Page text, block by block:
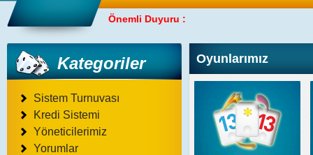
Önemli Duyuru :
Kategoriler
Sistem Turnuvası
Kredi Sistemi
Yöneticilerimiz
Yorumlar
Oyunlarımız